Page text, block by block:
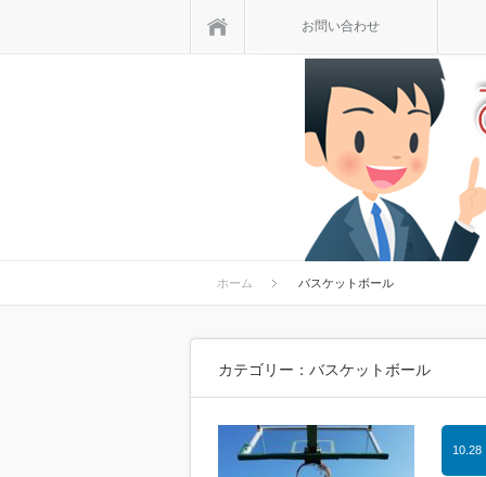
お問い合わせ
ホーム バスケットボール
カテゴリー：バスケットボール
10.28